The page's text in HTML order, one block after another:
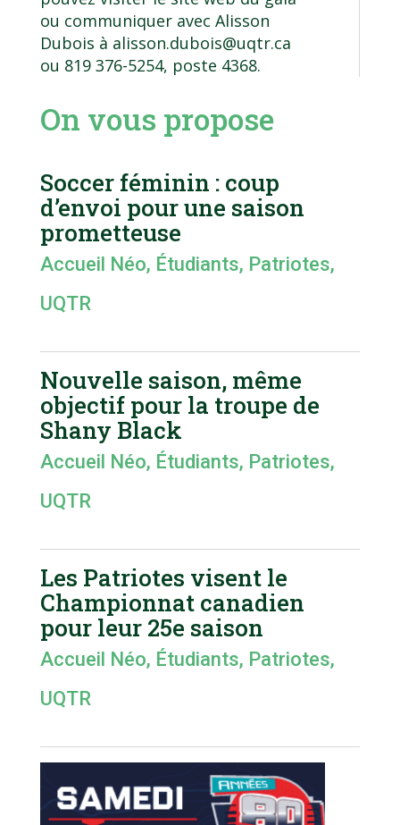
ou communiquer avec Alisson
Dubois à alisson.dubois@uqtr.ca
ou 819 376-5254, poste 4368.
On vous propose
Soccer féminin : coup
d’envoi pour une saison
prometteuse
Accueil Néo, Étudiants, Patriotes,
UQTR
Nouvelle saison, même
objectif pour la troupe de
Shany Black
Accueil Néo, Étudiants, Patriotes,
UQTR
Les Patriotes visent le
Championnat canadien
pour leur 25e saison
Accueil Néo, Étudiants, Patriotes,
UQTR